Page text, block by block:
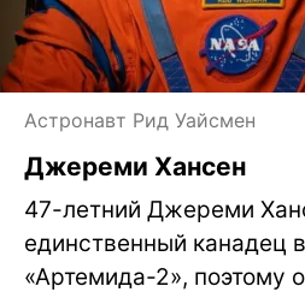
Астронавт Рид Уайсмен
Джереми Хансен
47-летний Джереми
единственный канадец
«Артемида-2», поэтому